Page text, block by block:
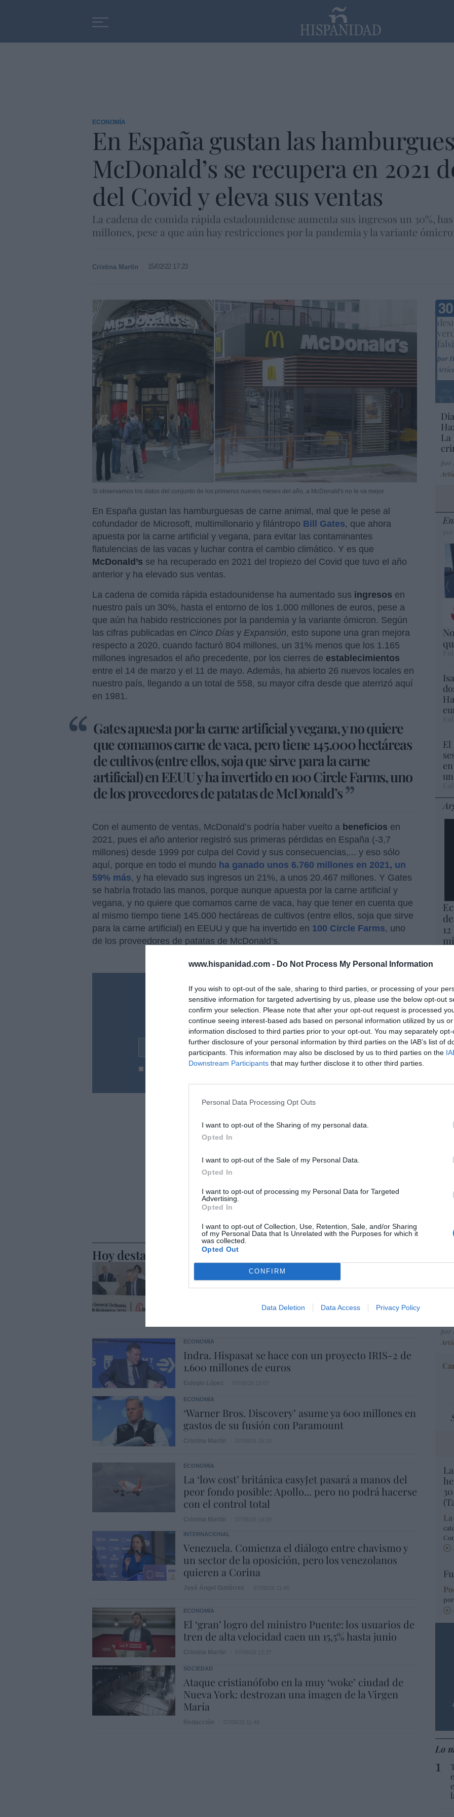
www.hispanidad.com - Do Not Process My Personal Information
If you wish to opt-out of the sale, sharing to third parties, or processing of your
sensitive information for targeted advertising by us, please use the below opt-out
confirm your selection. Please note that after your opt-out request is processed
continue seeing interest-based ads based on personal information utilized by us
information disclosed to third parties prior to your opt-out. You may separately
further disclosure of your personal information by third parties on the IAB’s list of
participants. This information may also be disclosed by us to third parties on the
Downstream Participants that may further disclose it to other third parties.
Personal Data Processing Opt Outs
I want to opt-out of the Sharing of my personal data.
Opted In
I want to opt-out of the Sale of my Personal Data.
Opted In
I want to opt-out of processing my Personal Data for Targeted
Advertising.
Opted In
I want to opt-out of Collection, Use, Retention, Sale, and/or Sharing
of my Personal Data that Is Unrelated with the Purposes for which it
was collected.
Opted Out
CONFIRM
Data Deletion Data Access Privacy Policy
ECONOMÍA
En España gustan las
McDonald’s se recupera en 2021
del Covid y eleva sus ventas
La cadena de comida rápida estadounidense aumenta sus ingresos un 30%,
millones, pese a que aún hay restricciones por la pandemia y la variante
Cristina Martín 15/02/22 17:23
Si observamos los datos del conjunto de los primeros nueves meses del año, a McDonald's no le va mejor
En España gustan las hamburguesas de carne animal, mal que le pese al
cofundador de Microsoft, multimillonario y filántropo Bill Gates, que ahora
apuesta por la carne artificial y vegana, para evitar las contaminantes
flatulencias de las vacas y luchar contra el cambio climático. Y es que
McDonald’s se ha recuperado en 2021 del tropiezo del Covid que tuvo el año
anterior y ha elevado sus ventas.
La cadena de comida rápida estadounidense ha aumentado sus ingresos en
nuestro país un 30%, hasta el entorno de los 1.000 millones de euros, pese a
que aún ha habido restricciones por la pandemia y la variante ómicron. Según
las cifras publicadas en Cinco Días y Expansión, esto supone una gran mejora
respecto a 2020, cuando facturó 804 millones, un 31% menos que los 1.165
millones ingresados el año precedente, por los cierres de establecimientos
entre el 14 de marzo y el 11 de mayo. Además, ha abierto 26 nuevos locales en
nuestro país, llegando a un total de 558, su mayor cifra desde que aterrizó aquí
en 1981.
Gates apuesta por la carne artificial y vegana, y no quiere
que comamos carne de vaca, pero tiene 145.000 hectáreas
de cultivos (entre ellos, soja que sirve para la carne
artificial) en EEUU y ha invertido en 100 Circle Farms, uno
de los proveedores de patatas de McDonald’s
Con el aumento de ventas, McDonald’s podría haber vuelto a beneficios en
2021, pues el año anterior registró sus primeras pérdidas en España (-3,7
millones) desde 1999 por culpa del Covid y sus consecuencias,... y eso sólo
aquí, porque en todo el mundo ha ganado unos 6.760 millones en 2021, un
59% más, y ha elevado sus ingresos un 21%, a unos 20.467 millones. Y Gates
se habría frotado las manos, porque aunque apuesta por la carne artificial y
vegana, y no quiere que comamos carne de vaca, hay que tener en cuenta que
al mismo tiempo tiene 145.000 hectáreas de cultivos (entre ellos, soja que sirve
para la carne artificial) en EEUU y que ha invertido en 100 Circle Farms, uno
de los proveedores de patatas de McDonald’s.
¿Te ha interesado este artículo?
Suscríbete a nuestro newsletter y recibe cada dia
en tu correo lo más destacado de Hispanidad
condiciones legales
Hoy destacamos
ECONOMÍA
El divorcio imposible de los Entrecanales: deuda al
alza, cotización a la baja y reputación en
ECONOMÍA
Indra. Hispasat se hace con un proyecto IRIS-2 de
1.600 millones de euros
ECONOMÍA
‘Warner Bros. Discovery’ asume ya 600 millones en
gastos de su fusión con Paramount
ECONOMÍA
La ‘low cost’ británica easyJet pasará a manos del
peor fondo posible: Apollo... pero no podrá hacerse
con el control total
INTERNACIONAL
Venezuela. Comienza el diálogo entre chavismo y
un sector de la oposición, pero los venezolanos
quieren a Corina
ECONOMÍA
El ‘gran’ logro del ministro Puente: los usuarios de
tren de alta velocidad caen un 15,5% hasta junio
SOCIEDAD
Ataque cristianófobo en la muy ‘woke’ ciudad de
Nueva York: destrozan una imagen de la Virgen
María
por
La
El
y
por
Lo